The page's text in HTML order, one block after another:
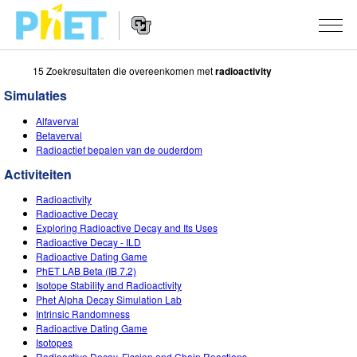
Zoek
PhET
Website
Navigation
SIMULATIES
All Sims
Fysica
Wiskunde
Chemie
Aardrijkskunde
Biologie
Vertaalde simulaties
STUDIO
About Studio
Customizable Sims
Start a Free Trial
Purchase a License
ONDERWIJS
Activiteiten
Deel je activiteiten
Activity Contribution Guidelines
Virtual Workshops
Professional Learning with PhET
ONDERZOEK
INITIATIVES
Inclusive Design
PhET Global
Data Fluency
LOG IN / REGISTREER
LOG IN / REGISTREER
15 Zoekresultaten die overeenkomen metradioactivity
Simulaties
Alfaverval
Betaverval
Radioactief bepalen van de ouderdom
Activiteiten
Radioactivity
Radioactive Decay
Exploring Radioactive Decay and Its Uses
Radioactive Decay - ILD
Radioactive Dating Game
PhET LAB Beta (IB 7.2)
Isotope Stability and Radioactivity
Phet Alpha Decay Simulation Lab
Intrinsic Randomness
Radioactive Dating Game
Isotopes